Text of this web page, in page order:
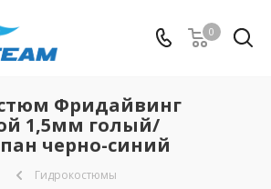
0
Фридайвинг
1,5мм голый/
черно-синий
Гидрокостюмы